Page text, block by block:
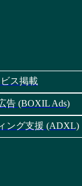
ス掲載
告 (BOXIL Ads)
ング支援 (ADXL)